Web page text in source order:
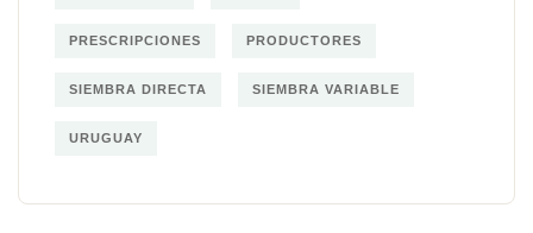
PRESCRIPCIONES PRODUCTORES
SIEMBRA DIRECTA SIEMBRA VARIABLE
URUGUAY